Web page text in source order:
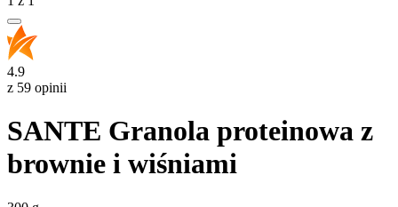
4.9
z 59 opinii
SANTE Granola proteinowa z
brownie i wiśniami